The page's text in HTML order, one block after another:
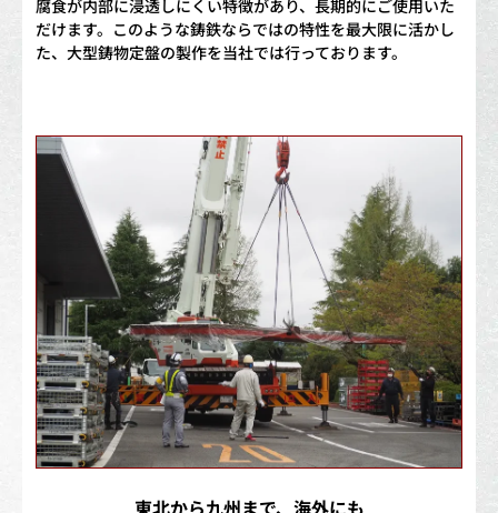
腐食が内部に浸透しにくい特徴があり、長期的にご使用いた
だけます。このような鋳鉄ならではの特性を最大限に活かし
た、大型鋳物定盤の製作を当社では行っております。
東北から九州まで、海外にも